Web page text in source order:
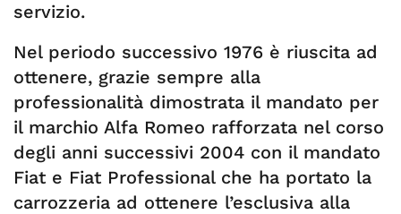
servizio.
Nel periodo successivo 1976 è riuscita ad
ottenere, grazie sempre alla
professionalità dimostrata il mandato per
il marchio Alfa Romeo rafforzata nel corso
degli anni successivi 2004 con il mandato
Fiat e Fiat Professional che ha portato la
carrozzeria ad ottenere l’esclusiva alla